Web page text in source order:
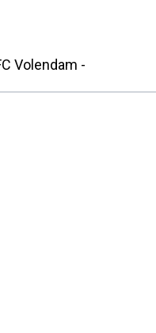
Volendam -